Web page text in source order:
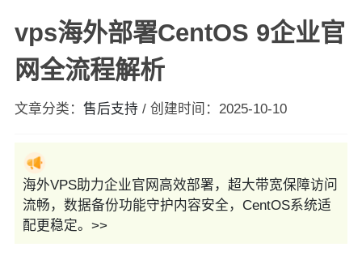
vps海外部署CentOS 9企业官
网全流程解析
文章分类： 售后支持 / 创建时间： 2025-10-10
海外VPS助力企业官网高效部署，超大带宽保障访问
流畅，数据备份功能守护内容安全，CentOS系统适
配更稳定。>>